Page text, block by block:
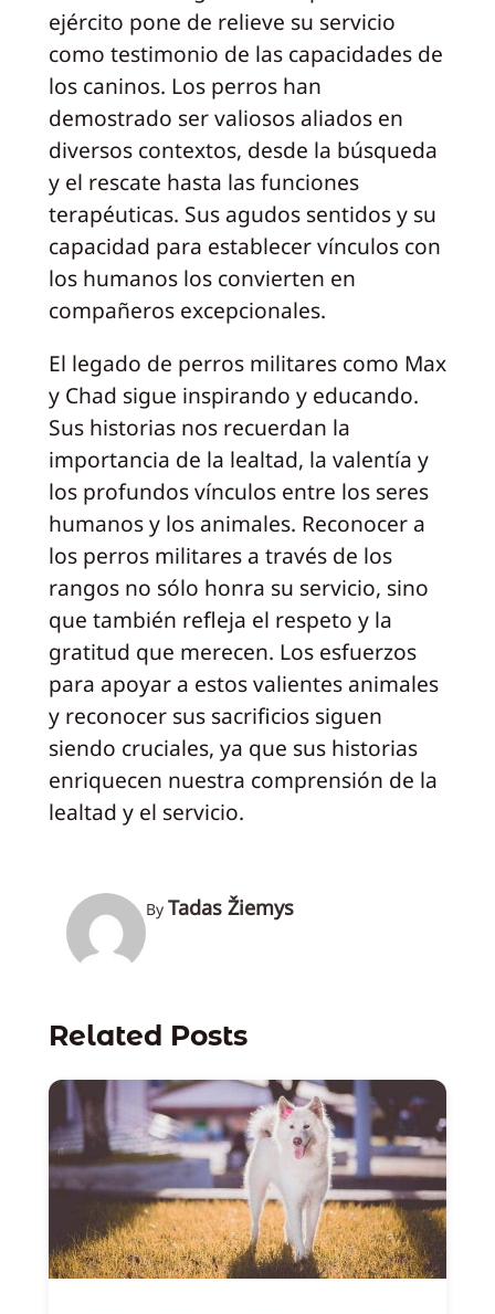
ejército pone de relieve su servicio
como testimonio de las capacidades de
los caninos. Los perros han
demostrado ser valiosos aliados en
diversos contextos, desde la búsqueda
y el rescate hasta las funciones
terapéuticas. Sus agudos sentidos y su
capacidad para establecer vínculos con
los humanos los convierten en
compañeros excepcionales.
El legado de perros militares como Max
y Chad sigue inspirando y educando.
Sus historias nos recuerdan la
importancia de la lealtad, la valentía y
los profundos vínculos entre los seres
humanos y los animales. Reconocer a
los perros militares a través de los
rangos no sólo honra su servicio, sino
que también refleja el respeto y la
gratitud que merecen. Los esfuerzos
para apoyar a estos valientes animales
y reconocer sus sacrificios siguen
siendo cruciales, ya que sus historias
enriquecen nuestra comprensión de la
lealtad y el servicio.
By Tadas Žiemys
Related Posts